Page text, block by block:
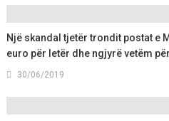
Një skandal tjetër trondit postat e
euro për letër dhe ngjyrë vetëm
30/06/2019